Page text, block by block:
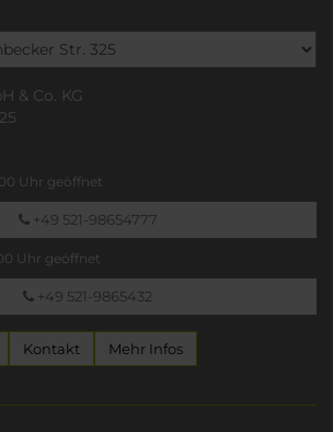
& Co. KG
Uhr geöffnet
+49 521-98654777
Uhr geöffnet
+49 521-9865432
Kontakt Mehr Infos